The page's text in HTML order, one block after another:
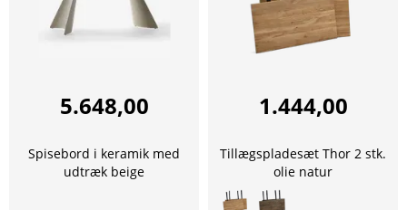
5.648,00
Spisebord i keramik med
udtræk beige
1.444,00
Tillægspladesæt Thor 2 stk.
olie natur